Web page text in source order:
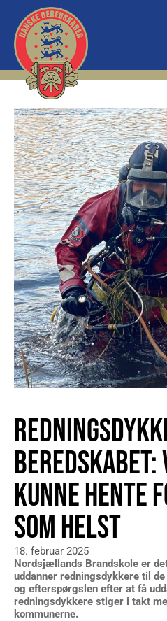
KUNNE HENTE
SOM HELST
18. februar 2025
Nordsjællands Brandskole er
uddanner redningsdykkere til
og efterspørgslen efter at få
redningsdykkere stiger i takt
kommunerne.